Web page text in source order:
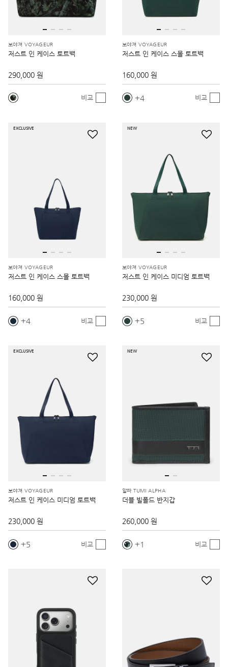
보야져 VOYAGEUR
저스트 인 케이스 토트백
290,000 원
비교
보야져 VOYAGEUR
저스트 인 케이스 스몰 토트백
160,000 원
4 비교
EXCLUSIVE
보야져 VOYAGEUR
저스트 인 케이스 스몰 토트백
160,000 원
4 비교
NEW
보야져 VOYAGEUR
저스트 인 케이스 미디엄 토트백
230,000 원
5 비교
EXCLUSIVE
보야져 VOYAGEUR
저스트 인 케이스 미디엄 토트백
230,000 원
5 비교
NEW
알파 TUMI ALPHA
더블 빌폴드 반지갑
260,000 원
1 비교